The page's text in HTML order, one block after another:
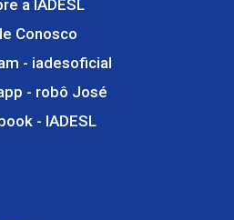
a IADESL
Conosco
- iadesoficial
- robô José
- IADESL